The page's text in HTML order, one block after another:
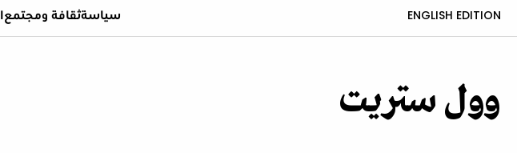
ENGLISH EDITION سياسةثقافة ومجتمع
وول ستريت